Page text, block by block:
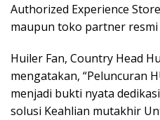
Authorized Experience
maupun toko partner resmi
Huiler Fan, Country Head
mengatakan, “Peluncuran
menjadi bukti nyata
solusi Keahlian mutakhir